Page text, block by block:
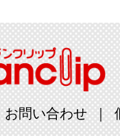
お問い合わせ